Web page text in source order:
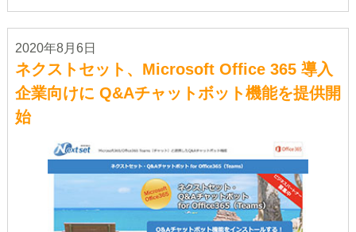
2020年8月6日
ネクストセット、Microsoft Office 365 導入
企業向けに Q&Aチャットボット機能を提供開
始